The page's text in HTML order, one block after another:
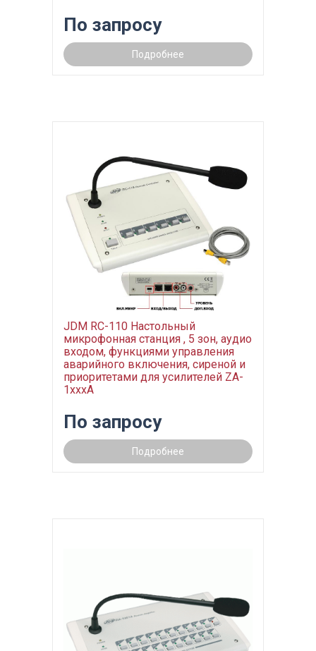
По запросу
Подробнее
JDM RC-110 Настольный
микрофонная станция , 5 зон, аудио
входом, функциями управления
аварийного включения, сиреной и
приоритетами для усилителей ZA-
1xxxA
По запросу
Подробнее